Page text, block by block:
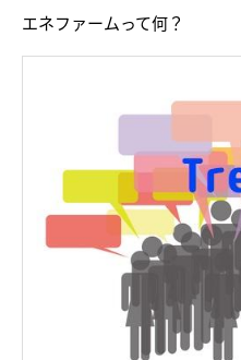
エネファームって何？